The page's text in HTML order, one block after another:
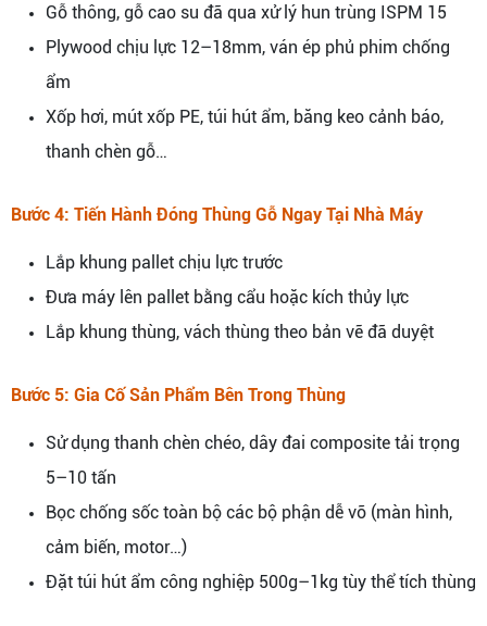
Gỗ thông, gỗ cao su đã qua xử lý hun trùng ISPM 15
Plywood chịu lực 12–18mm, ván ép phủ phim chống
ẩm
Xốp hơi, mút xốp PE, túi hút ẩm, băng keo cảnh báo,
thanh chèn gỗ…
Bước 4: Tiến Hành Đóng Thùng Gỗ Ngay Tại Nhà Máy
Lắp khung pallet chịu lực trước
Đưa máy lên pallet bằng cẩu hoặc kích thủy lực
Lắp khung thùng, vách thùng theo bản vẽ đã duyệt
Bước 5: Gia Cố Sản Phẩm Bên Trong Thùng
Sử dụng thanh chèn chéo, dây đai composite tải trọng
5–10 tấn
Bọc chống sốc toàn bộ các bộ phận dễ vỡ (màn hình,
cảm biến, motor…)
Đặt túi hút ẩm công nghiệp 500g–1kg tùy thể tích thùng